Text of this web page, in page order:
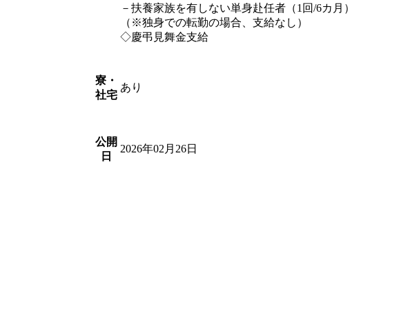
－扶養家族を有しない単身赴任者（1回/6カ月）
（※独身での転勤の場合、支給なし）
◇慶弔見舞金支給
寮・
社宅
あり
公開
日
2026年02月26日